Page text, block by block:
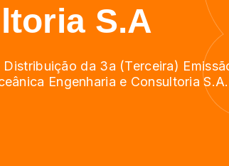
S.A
da 3a (Terceira)
Engenharia e Consultoria S.A.